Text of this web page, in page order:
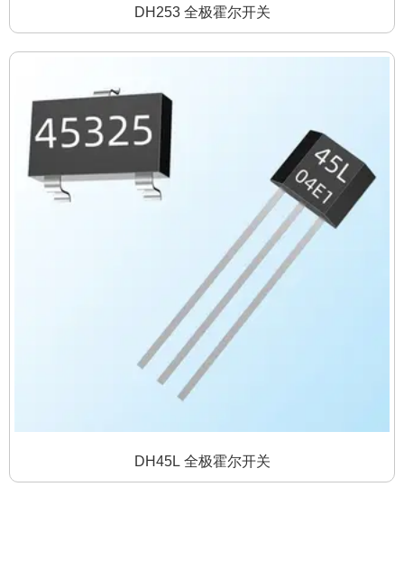
DH253 全极霍尔开关
DH45L 全极霍尔开关